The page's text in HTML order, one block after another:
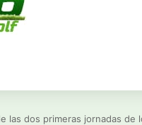
las dos primeras jornadas de